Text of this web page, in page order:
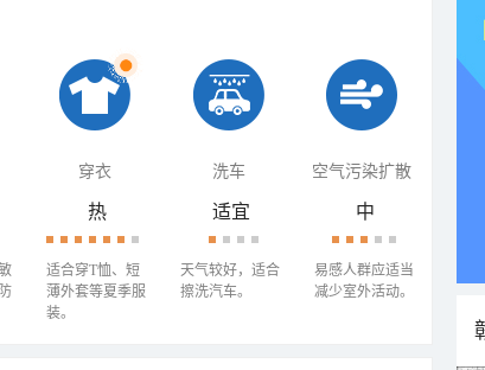
穿衣 洗车 空气污染扩散
热
适合穿T恤、短
薄外套等夏季服
装。
适宜
天气较好，适合
擦洗汽车。
中
易感人群应适当
减少室外活动。